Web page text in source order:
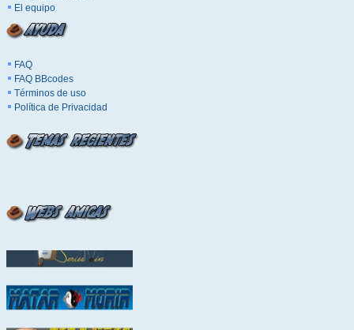
El equipo
FAQ
FAQ BBcodes
Términos de uso
Política de Privacidad